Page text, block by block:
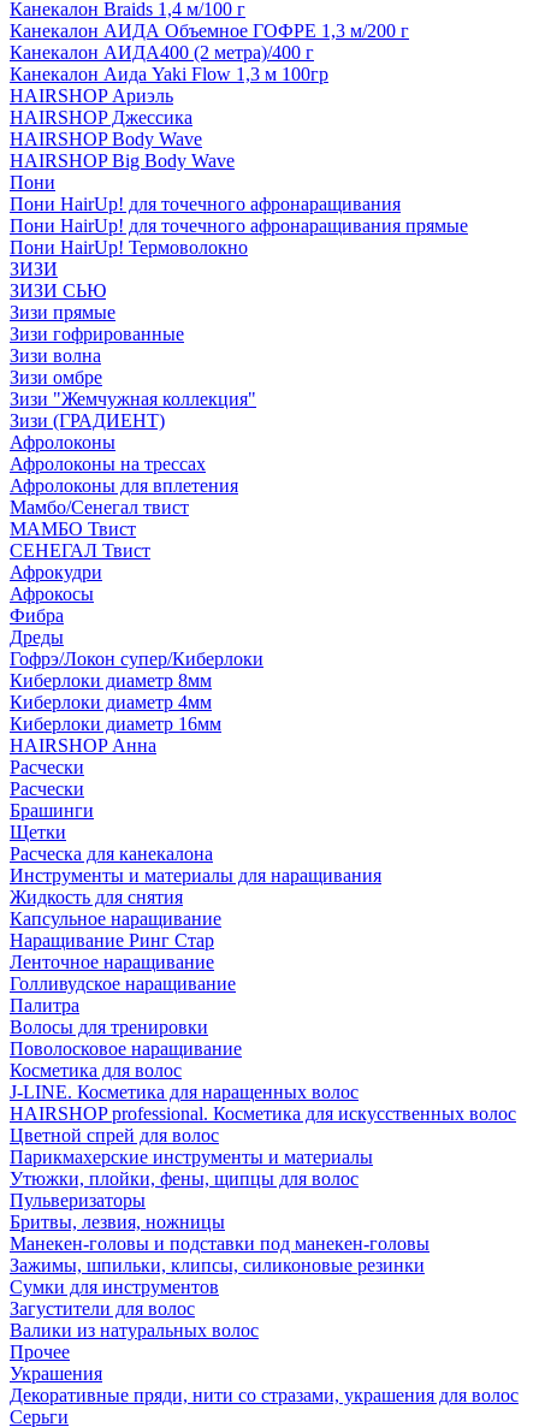
Канекалон Braids 1,4 м/100 г
Канекалон АИДА Объемное ГОФРЕ 1,3 м/200 г
Канекалон АИДА400 (2 метра)/400 г
Канекалон Аида Yaki Flow 1,3 м 100гр
HAIRSHOP Ариэль
HAIRSHOP Джессика
HAIRSHOP Body Wave
HAIRSHOP Big Body Wave
Пони
Пони HairUp! для точечного афронаращивания
Пони HairUp! для точечного афронаращивания прямые
Пони HairUp! Термоволокно
ЗИЗИ
ЗИЗИ СЬЮ
Зизи прямые
Зизи гофрированные
Зизи волна
Зизи омбре
Зизи "Жемчужная коллекция"
Зизи (ГРАДИЕНТ)
Афролоконы
Афролоконы на трессах
Афролоконы для вплетения
Мамбо/Сенегал твист
МАМБО Твист
СЕНЕГАЛ Твист
Афрокудри
Афрокосы
Фибра
Дреды
Гофрэ/Локон супер/Киберлоки
Киберлоки диаметр 8мм
Киберлоки диаметр 4мм
Киберлоки диаметр 16мм
HAIRSHOP Анна
Расчески
Расчески
Брашинги
Щетки
Расческа для канекалона
Инструменты и материалы для наращивания
Жидкость для снятия
Капсульное наращивание
Наращивание Ринг Стар
Ленточное наращивание
Голливудское наращивание
Палитра
Волосы для тренировки
Поволосковое наращивание
Косметика для волос
J-LINE. Косметика для наращенных волос
HAIRSHOP professional. Косметика для искусственных волос
Цветной спрей для волос
Парикмахерские инструменты и материалы
Утюжки, плойки, фены, щипцы для волос
Пульверизаторы
Бритвы, лезвия, ножницы
Манекен-головы и подставки под манекен-головы
Зажимы, шпильки, клипсы, силиконовые резинки
Сумки для инструментов
Загустители для волос
Валики из натуральных волос
Прочее
Украшения
Декоративные пряди, нити со стразами, украшения для волос
Серьги